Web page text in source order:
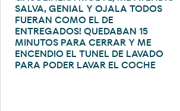
SALVA, GENIAL Y OJALA TODOS
FUERAN COMO EL DE
ENTREGADOS! QUEDABAN 15
MINUTOS PARA CERRAR Y ME
ENCENDIO EL TUNEL DE LAVADO
PARA PODER LAVAR EL COCHE